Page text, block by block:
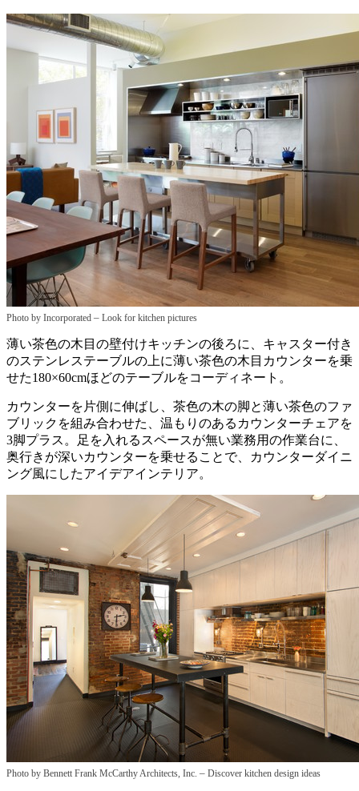
Photo by Incorporated – Look for kitchen pictures
薄い茶色の木目の壁付けキッチンの後ろに、キャスター付き
のステンレステーブルの上に薄い茶色の木目カウンターを乗
せた180×60cmほどのテーブルをコーディネート。
カウンターを片側に伸ばし、茶色の木の脚と薄い茶色のファ
ブリックを組み合わせた、温もりのあるカウンターチェアを
3脚プラス。足を入れるスペースが無い業務用の作業台に、
奥行きが深いカウンターを乗せることで、カウンターダイニ
ング風にしたアイデアインテリア。
Photo by Bennett Frank McCarthy Architects, Inc. – Discover kitchen design ideas